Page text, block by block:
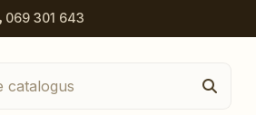
069 301 643